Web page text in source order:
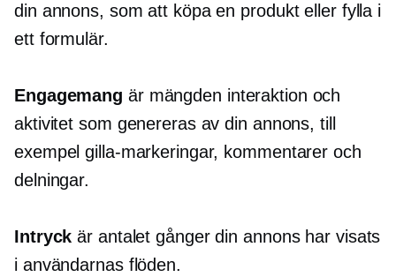
din annons, som att köpa en produkt eller fylla i
ett formulär.
Engagemang är mängden interaktion och
aktivitet som genereras av din annons, till
exempel gilla-markeringar, kommentarer och
delningar.
Intryck är antalet gånger din annons har visats
i användarnas flöden.